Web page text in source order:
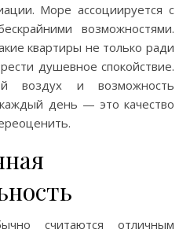
Море ассоциируется с
возможностями.
квартиры не только ради
душевное спокойствие.
воздух и возможность
день — это качество
считаются отличным